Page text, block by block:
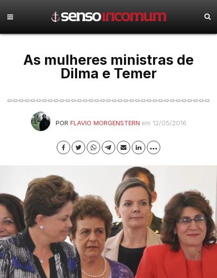
As mulheres ministras de
Dilma e Temer
POR FLAVIO MORGENSTERN em 12/05/2016